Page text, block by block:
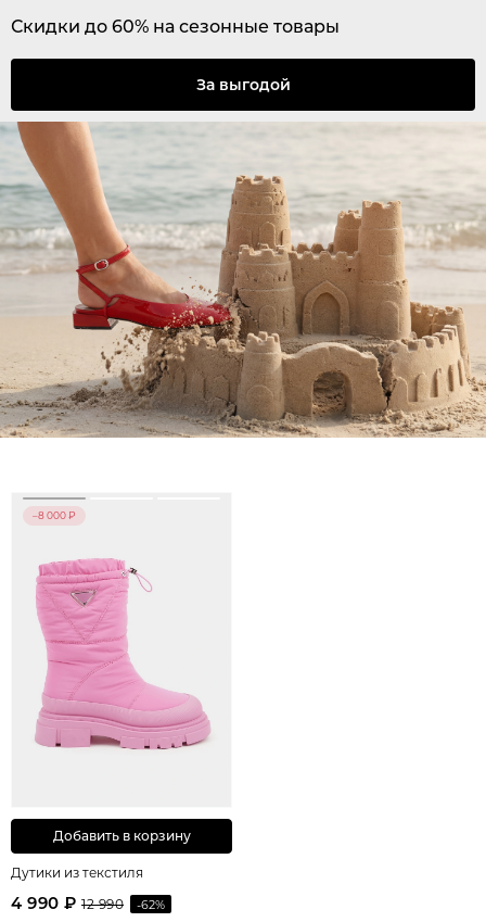
Скидки до 60% на сезонные товары
За выгодой
–8 000 ₽
Добавить в корзину
Дутики из текстиля
4 990 ₽ 12 990
-62%